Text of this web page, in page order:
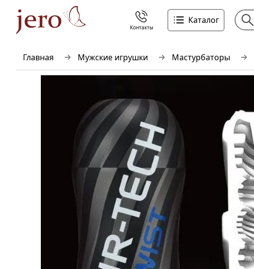
Главная Мужские игрушки Мастурбаторы
Контакты
Каталог